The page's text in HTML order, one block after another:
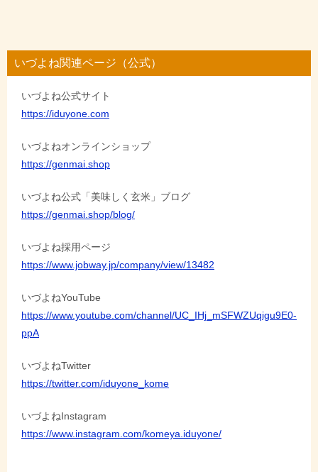
ビ
ゲ
いづよね関連ページ（公式）
いづよね公式サイト
https://iduyone.com
いづよねオンラインショップ
https://genmai.shop
いづよね公式「美味しく玄米」ブログ
https://genmai.shop/blog/
いづよね採用ページ
https://www.jobway.jp/company/view/13482
いづよねYouTube
https://www.youtube.com/channel/UC_IHj_mSFWZUqigu9E0-
ppA
いづよねTwitter
https://twitter.com/iduyone_kome
いづよねInstagram
https://www.instagram.com/komeya.iduyone/